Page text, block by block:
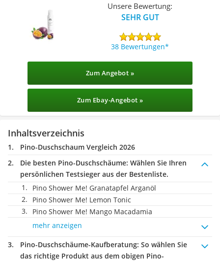
Unsere Bewertung:
SEHR GUT
38 Bewertungen
Zum Angebot »
Zum Ebay-Angebot »
Inhaltsverzeichnis
Pino-Duschschaum Vergleich 2026
Die besten Pino-Duschschäume: Wählen Sie Ihren
persönlichen Testsieger aus der Bestenliste.
Pino Shower Me! Granatapfel Arganöl
Pino Shower Me! Lemon Tonic
Pino Shower Me! Mango Macadamia
mehr anzeigen
Pino-Duschschäume-Kaufberatung: So wählen Sie
das richtige Produkt aus dem obigen Pino-